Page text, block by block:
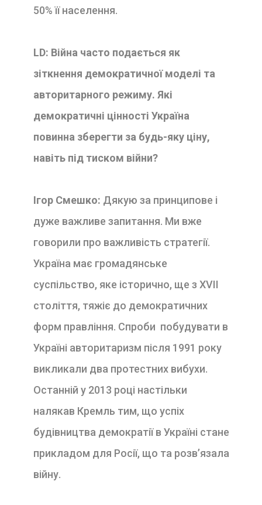
50% її населення.
LD: Війна часто подається як
зіткнення демократичної моделі та
авторитарного режиму. Які
демократичні цінності Україна
повинна зберегти за будь-яку ціну,
навіть під тиском війни?
Ігор Смешко: Дякую за принципове і
дуже важливе запитання. Ми вже
говорили про важливість стратегії.
Україна має громадянське
суспільство, яке історично, ще з XVII
століття, тяжіє до демократичних
форм правління. Спроби побудувати в
Україні авторитаризм після 1991 року
викликали два протестних вибухи.
Останній у 2013 році настільки
налякав Кремль тим, що успіх
будівництва демократії в Україні стане
прикладом для Росії, що та розв’язала
війну.